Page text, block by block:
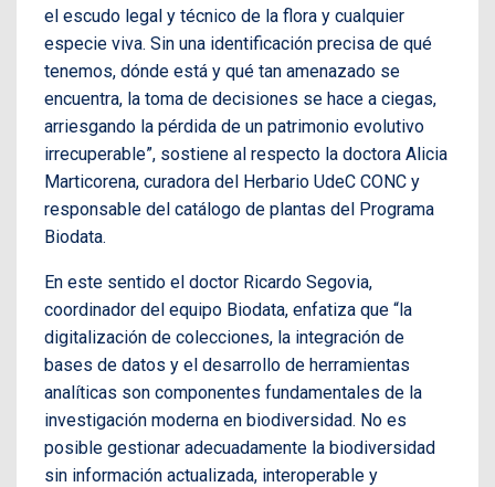
el escudo legal y técnico de la flora y cualquier
especie viva. Sin una identificación precisa de qué
tenemos, dónde está y qué tan amenazado se
encuentra, la toma de decisiones se hace a ciegas,
arriesgando la pérdida de un patrimonio evolutivo
irrecuperable”, sostiene al respecto la doctora Alicia
Marticorena, curadora del Herbario UdeC CONC y
responsable del catálogo de plantas del Programa
Biodata.
En este sentido el doctor Ricardo Segovia,
coordinador del equipo Biodata, enfatiza que “la
digitalización de colecciones, la integración de
bases de datos y el desarrollo de herramientas
analíticas son componentes fundamentales de la
investigación moderna en biodiversidad. No es
posible gestionar adecuadamente la biodiversidad
sin información actualizada, interoperable y